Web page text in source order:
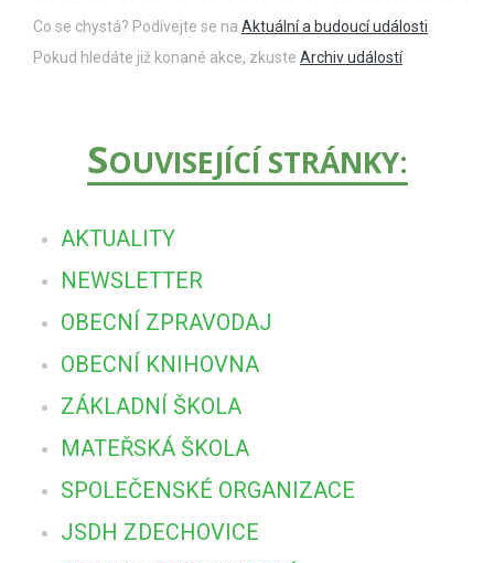
Co se chystá? Podívejte se na Aktuální a budoucí události
Pokud hledáte již konané akce, zkuste Archiv událostí
SOUVISEJÍCÍ STRÁNKY:
AKTUALITY
NEWSLETTER
OBECNÍ ZPRAVODAJ
OBECNÍ KNIHOVNA
ZÁKLADNÍ ŠKOLA
MATEŘSKÁ ŠKOLA
SPOLEČENSKÉ ORGANIZACE
JSDH ZDECHOVICE